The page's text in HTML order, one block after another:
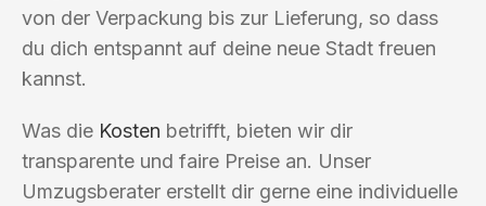
von der Verpackung bis zur Lieferung, so dass
du dich entspannt auf deine neue Stadt freuen
kannst.
Was die Kosten betrifft, bieten wir dir
transparente und faire Preise an. Unser
Umzugsberater erstellt dir gerne eine individuelle